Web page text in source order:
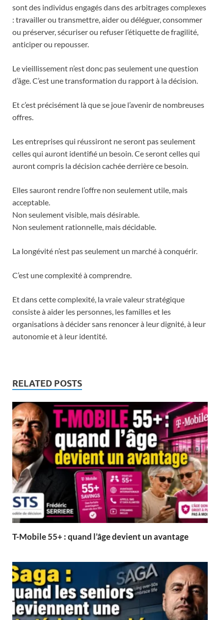
sont des individus engagés dans des arbitrages complexes
: travailler ou transmettre, aider ou déléguer, consommer
ou préserver, sécuriser ou refuser l’étiquette de fragilité,
anticiper ou repousser.
Le vieillissement n’est donc pas seulement une question
d’âge. C’est une transformation du rapport à la décision.
Et c’est précisément là que se joue l’avenir de nombreuses
offres.
Les entreprises qui réussiront ne seront pas seulement
celles qui auront identifié un besoin. Ce seront celles qui
auront compris la décision cachée derrière ce besoin.
Elles sauront rendre l’offre non seulement utile, mais
acceptable.
Non seulement visible, mais désirable.
Non seulement rationnelle, mais décidable.
La longévité n’est pas seulement un marché à conquérir.
C’est une complexité à comprendre.
Et dans cette complexité, la vraie valeur stratégique
consiste à aider les personnes, les familles et les
organisations à décider sans renoncer à leur dignité, à leur
autonomie et à leur identité.
RELATED POSTS
T-Mobile 55+ : quand l’âge devient un avantage